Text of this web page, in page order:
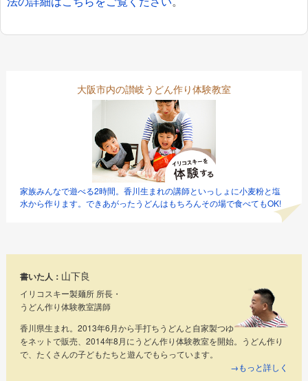
大阪市内の讃岐うどん作り体験教室
家族みんなで遊べる2時間。香川生まれの講師といっしょに小麦粉と塩
水から作ります。できあがったうどんはもちろんその場で食べてもOK!
書いた人： 山下良
イリコスキー製麺所 所長・
うどん作り体験教室講師
香川県生まれ。2013年6月から手打ちうどんと自家製つゆ
をネットで販売、2014年8月にうどん作り体験教室を開始。うどん作り
で、たくさんの子どもたちと遊んでもらっています。
→もっと詳しく